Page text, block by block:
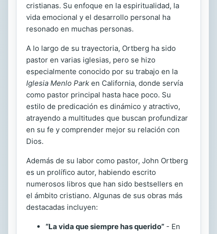
cristianas. Su enfoque en la espiritualidad, la
vida emocional y el desarrollo personal ha
resonado en muchas personas.
A lo largo de su trayectoria, Ortberg ha sido
pastor en varias iglesias, pero se hizo
especialmente conocido por su trabajo en la
Iglesia Menlo Park en California, donde servía
como pastor principal hasta hace poco. Su
estilo de predicación es dinámico y atractivo,
atrayendo a multitudes que buscan profundizar
en su fe y comprender mejor su relación con
Dios.
Además de su labor como pastor, John Ortberg
es un prolífico autor, habiendo escrito
numerosos libros que han sido bestsellers en
el ámbito cristiano. Algunas de sus obras más
destacadas incluyen:
“La vida que siempre has querido” - En